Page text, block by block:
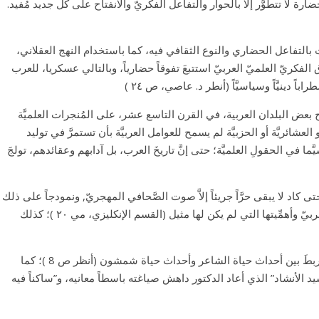
لا تتطوَّر إلا بالحوار والتفاعل الفكريّ والانفتاح على كل جديد مُفيد.
الحضاري والنوع الثقافي فيه، كما باستخدام النهج العقلاني،
العلميّ العربيّ استتبعَ تفوقاً حضارياً، وبالتالي عسكريا، للعرب
بعض البلدان العربية، في القرن التاسع عشر، على المُنجرات العلميَّة
الاستبدادي المُدَعَّم بالعصبيَّة المذهبيَّة أو العشائريَّة أو الحزبيَّة لم يسمح للعوامل العربيَّة بأن تستمرَّ في توليد
في الحقولِ العلميَّة؛ حتى إنَّ تاريخَ العرب، بل آدابهم وعقائدهم، تولجَ
كاد لا يبقى حرَّاً جريئاً إلاَّ صوت الصَّحافي المهجريّ, ونمودجاً على ذلك
ذكرت بمقالي الآنف الذكر (ص ۷ ) نضال جبران مسوح، كما أبرز الدكتور ريتشارد بوب الدور الرائد لمجلَّة “الفنون العربيَّة الأمريكيَّة في نهضة الأدب العربيّ وأهمِّيتها التي لم يكن لها مثيل (القسم الإنكليزي، مي ٢٠ )؛ كذلك
وقد ضمَّ هذا العدد أيضاً مقالاً مُفيداً باللغة الإنكليزيَّة هو تحليلٌ لقصيدة شمشون للشاعر الإنكليري العبقري جون ملتون، حاول فيها الدكتور سرُّوع أن يربطَ بين أحداث حياة الشاعر وأحداث حياة شمشون (أنظر ص 8 )؛ كما
الذي أعاد الدكتور داهش صياغته باسطاً معانيه، و”ساكناً فيه